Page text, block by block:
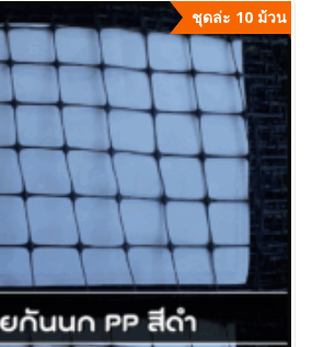
ชุดล่ะ 10 ม้วน